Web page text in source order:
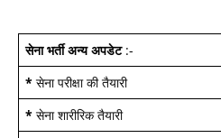
सेना भर्ती अन्य अपडेट:-
* सेना परीक्षा की तैयारी
* सेना शारीरिक तैयारी